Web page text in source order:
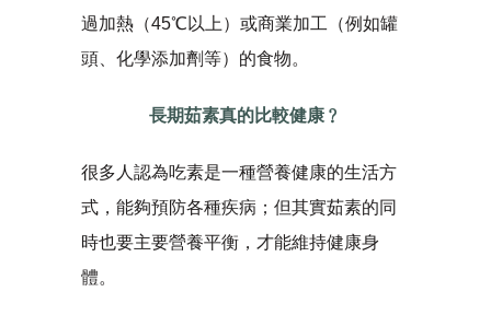
過加熱（45℃以上）或商業加工（例如罐
頭、化學添加劑等）的食物。
長期茹素真的比較健康﹖
很多人認為吃素是一種營養健康的生活方
式，能夠預防各種疾病；但其實茹素的同
時也要主要營養平衡，才能維持健康身
體。